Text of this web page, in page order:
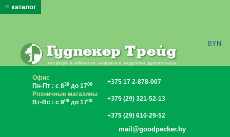
x
≡ каталог
BYN
Офис
Пн-Пт : с 830 до 1700
Розничные магазины
Вт-Вс : с 900 до 1700
+375 17 2-878-007
+375 (29) 321-52-13
+375 (29) 610-29-52
mail@goodpecker.by